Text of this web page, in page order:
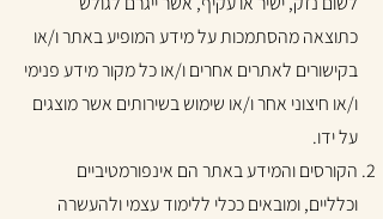
כתוצאה מהסתמכות על מידע המופיע באתר ו/או
בקישורים לאתרים אחרים ו/או כל מקור מידע פנימי
ו/או חיצוני אחר ו/או שימוש בשירותים אשר מוצגים
על ידו.
הקורסים והמידע באתר הם אינפורמטיביים
וכלליים, ומובאים ככלי ללימוד עצמי ולהעשרה